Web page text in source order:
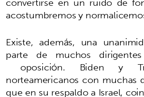
acostumbremos y
Existe, además, una
parte de muchos
oposición. Biden y
norteamericanos con muchas
que en su respaldo a Israel,